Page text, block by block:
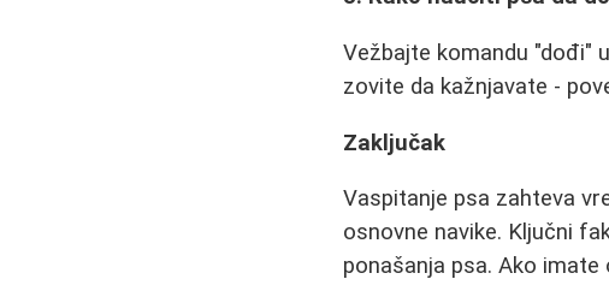
Vežbajte komandu "dođi"
zovite da kažnjavate -
Zaključak
Vaspitanje psa zahteva
osnovne navike. Ključni
ponašanja psa. Ako